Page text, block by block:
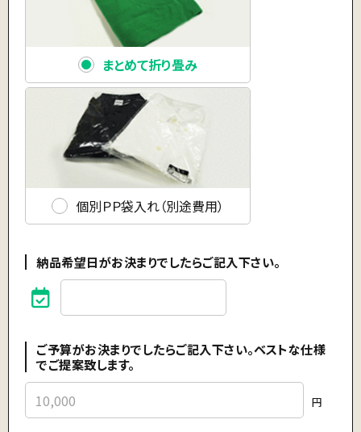
まとめて折り畳み
個別ＰＰ袋入れ（別途費用）
納品希望日がお決まりでしたらご記入下さい。
ご予算がお決まりでしたらご記入下さい。ベストな仕様
でご提案致します。
円